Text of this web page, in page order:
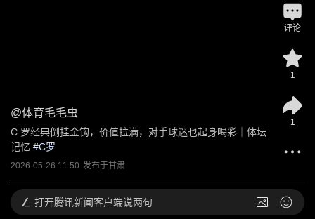
@体育毛毛虫
C 罗经典倒挂金钩，价值拉满，对手球迷也起身喝彩｜体坛
记忆 #C罗
2026-05-26 11:50 发布于甘肃
评论
1
1
打开腾讯新闻客户端说两句